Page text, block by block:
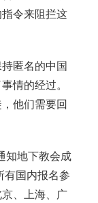
令来阻拦这
匿名的中国
情的经过。
他们需要回
知地下教会成
有国内报名参
、上海、广